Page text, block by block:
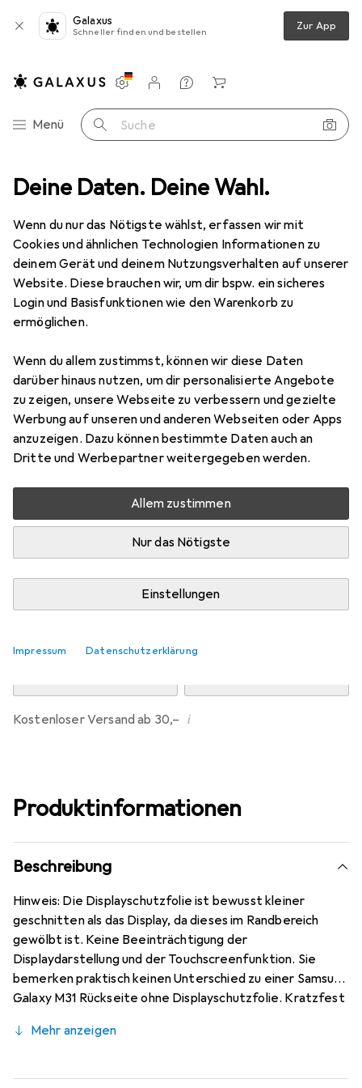
Deine Daten. Deine Wahl.
Wenn du nur das Nötigste wählst, erfassen wir mit
Cookies und ähnlichen Technologien Informationen zu
deinem Gerät und deinem Nutzungsverhalten auf unserer
Website. Diese brauchen wir, um dir bspw. ein sicheres
Login und Basisfunktionen wie den Warenkorb zu
ermöglichen.
Wenn du allem zustimmst, können wir diese Daten
darüber hinaus nutzen, um dir personalisierte Angebote
zu zeigen, unsere Webseite zu verbessern und gezielte
Werbung auf unseren und anderen Webseiten oder Apps
anzuzeigen. Dazu können bestimmte Daten auch an
Dritte und Werbepartner weitergegeben werden.
Allem zustimmen
Nur das Nötigste
Einstellungen
Impressum Datenschutzerklärung
Galaxus
Schneller finden und bestellen Zur App
Navigation nach Kategorien
Menü Suche
Einstellungen
Kundenkonto
Vergleichslisten
Merklisten
Warenkorb
Smartphone Schutzfolie Dipos Displayschutzfolie Crystalclear
5 Bilder
DiposDisplayschutzfolie Crystalclear
Preis in EUR inkl. MwSt.
EUR
3,99
1
Bewertungen Marke
Mehr von Dipos
Di, 11.8. geliefert
Mehr als 10 Stück an Lager beim Drittanbieter
Lieferort angeben für genaue Lieferzeit
Kostenloser Versand ab 30,– i
Produktinformationen
Beschreibung
Hinweis: Die Displayschutzfolie ist bewusst kleiner
geschnitten als das Display, da dieses im Randbereich
gewölbt ist. Keine Beeinträchtigung der
Displaydarstellung und der Touchscreenfunktion. Sie
bemerken praktisch keinen Unterschied zu einer Samsung
Galaxy M31 Rückseite ohne Displayschutzfolie. Kratzfest
beständig gegen Kratzer und Abrasion! 4H Bleistifthärte.
Glas, da dieses gewölbt ist (siehe Fotos), blasenfrei und
Mehr anzeigen